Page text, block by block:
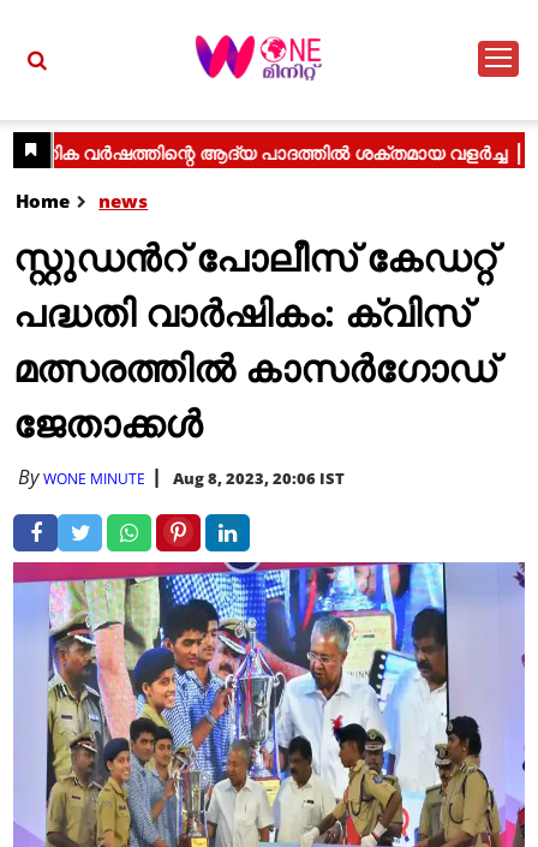
Home news
സ്റ്റുഡന്‍റ് പോലീസ് കേഡറ്റ്
പദ്ധതി വാര്‍ഷികം: ക്വിസ്
മത്സരത്തില്‍ കാസര്‍ഗോഡ്
ജേതാക്കള്‍
ByWONE MINUTE Aug 8, 2023, 20:06 IST